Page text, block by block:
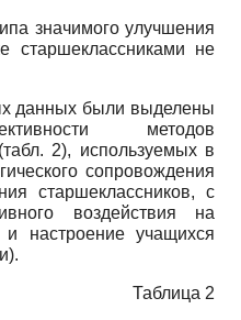
значимого улучшения
старшеклассниками не
данных были выделены
методов
2), используемых в
сопровождения
старшеклассников, с
воздействия на
и настроение учащихся
Таблица 2